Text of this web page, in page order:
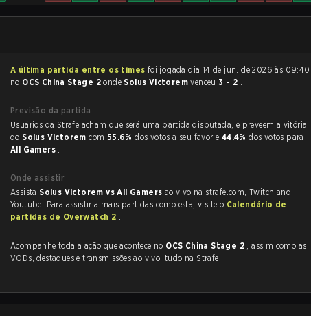
A última partida entre os times
no OCS China Stage 2ondeSolus Victoremvenceu3 - 2 .
Previsão da partida
Usuários da Strafe acham que será uma partida disputada, e preveem a vitória
doSolus Victoremcom 55.6%dos votos a seu favor e 44.4%dos votos para
All Gamers .
Onde assistir
AssistaSolus Victorem vs All Gamers ao vivo na strafe.com, Twitch and
Youtube. Para assistir a mais partidas como esta, visite o Calendário de
partidas de Overwatch 2 .
Acompanhe toda a ação que acontece no OCS China Stage 2 , assim como as
VODs, destaques e transmissões ao vivo, tudo na Strafe.